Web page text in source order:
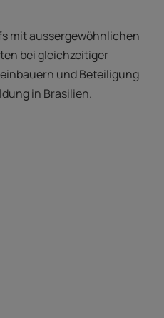
mit aussergewöhnlichen
bei gleichzeitiger
und Beteiligung
in Brasilien.